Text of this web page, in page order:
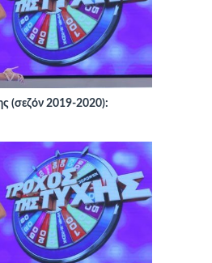
(σεζόν 2019-2020):